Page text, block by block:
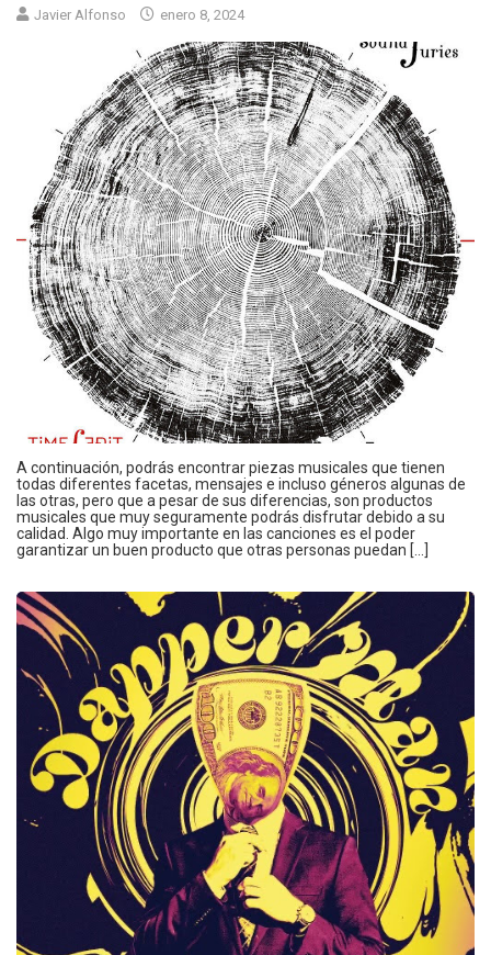
Javier Alfonso enero 8, 2024
A continuación, podrás encontrar piezas musicales que tienen
todas diferentes facetas, mensajes e incluso géneros algunas de
las otras, pero que a pesar de sus diferencias, son productos
musicales que muy seguramente podrás disfrutar debido a su
calidad. Algo muy importante en las canciones es el poder
garantizar un buen producto que otras personas puedan […]